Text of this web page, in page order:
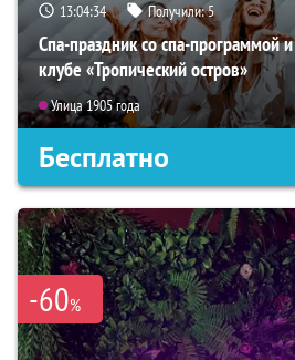
13:04:33 Получили:5
Спа-праздник со спа-программой
клубе «Тропический остров»
Улица 1905 года
Бесплатно
-60%